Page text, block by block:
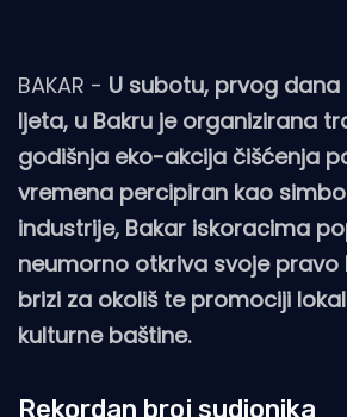
BAKAR - U subotu, prvog
ljeta, u Bakru je organizirana
godišnja eko-akcija čišćenja
vremena percipiran kao
industrije, Bakar iskoracima
neumorno otkriva svoje pravo
brizi za okoliš te promociji
kulturne baštine.
Rekordan broj sudionika